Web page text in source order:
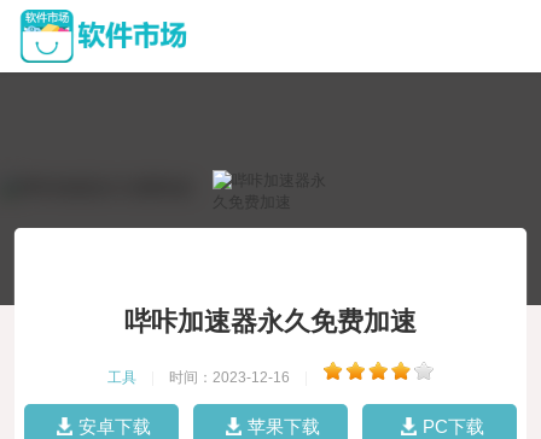
哔咔加速器永久免费加速
工具 时间：2023-12-16
安卓下载 苹果下载 PC下载